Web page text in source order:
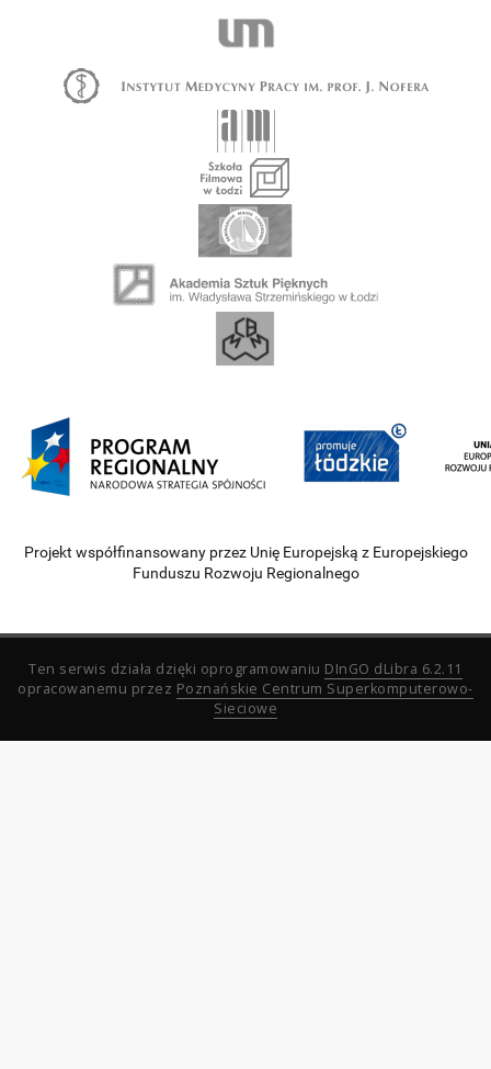
Projekt współfinansowany przez Unię Europejską z Europejskiego
Funduszu Rozwoju Regionalnego
Ten serwis działa dzięki oprogramowaniu DInGO dLibra 6.2.11
opracowanemu przez Poznańskie Centrum Superkomputerowo-
Sieciowe